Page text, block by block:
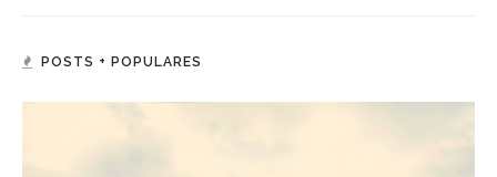
POSTS + POPULARES